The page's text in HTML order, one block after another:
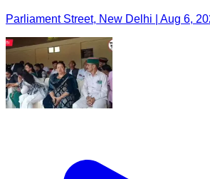
Parliament Street, New Delhi | Aug 6,